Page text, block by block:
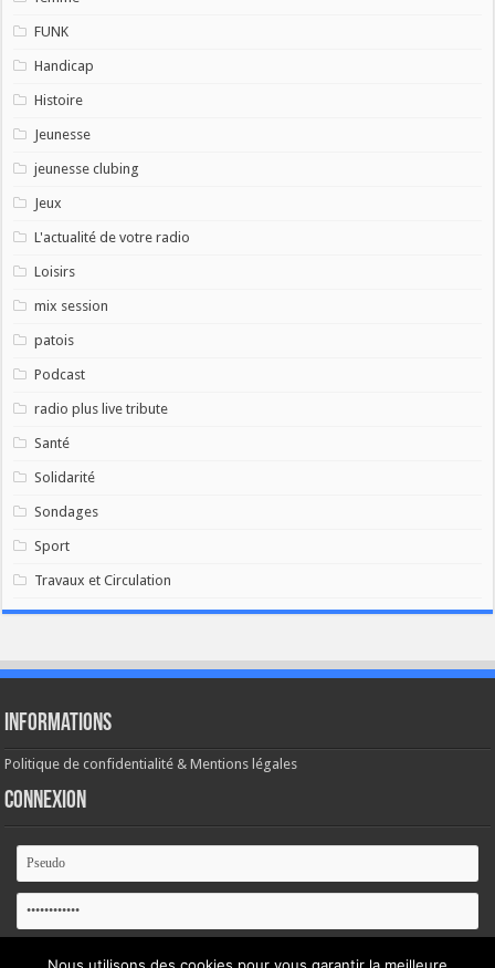
FUNK
Handicap
Histoire
Jeunesse
jeunesse clubing
Jeux
L'actualité de votre radio
Loisirs
mix session
patois
Podcast
radio plus live tribute
Santé
Solidarité
Sondages
Sport
Travaux et Circulation
Informations
Politique de confidentialité & Mentions légales
Connexion
Se souvenir de moi